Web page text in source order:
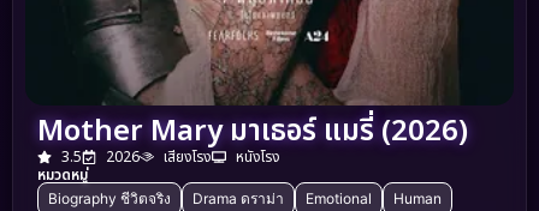
Mother Mary มาเธอร์ แมรี่ (2026)
3.5 2026 เสียงโรง
หนังโรง
หมวดหมู่
Biography ชีวิตจริง Drama ดราม่า Emotional
Human